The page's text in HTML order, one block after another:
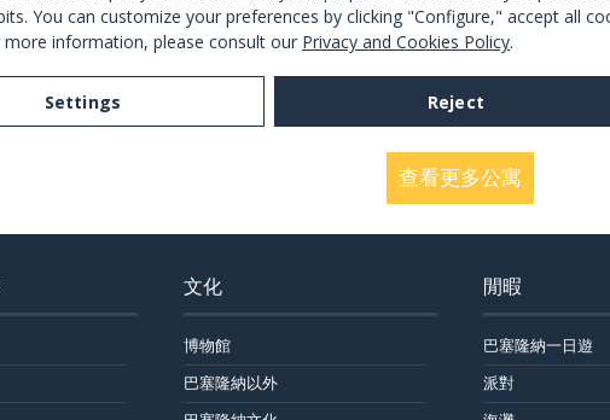
查看更多公寓
文化
博物館
巴塞隆納以外
閒暇
巴塞隆納一日遊
派對